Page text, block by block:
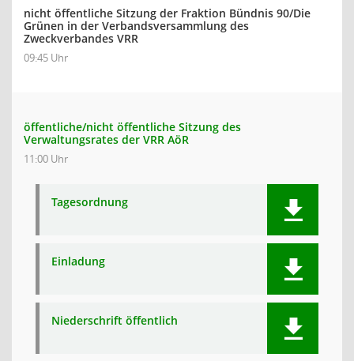
nicht öffentliche Sitzung der Fraktion Bündnis 90/Die
Grünen in der Verbandsversammlung des
Zweckverbandes VRR
09:45 Uhr
öffentliche/nicht öffentliche Sitzung des
Verwaltungsrates der VRR AöR
11:00 Uhr
Tagesordnung
Einladung
Niederschrift öffentlich